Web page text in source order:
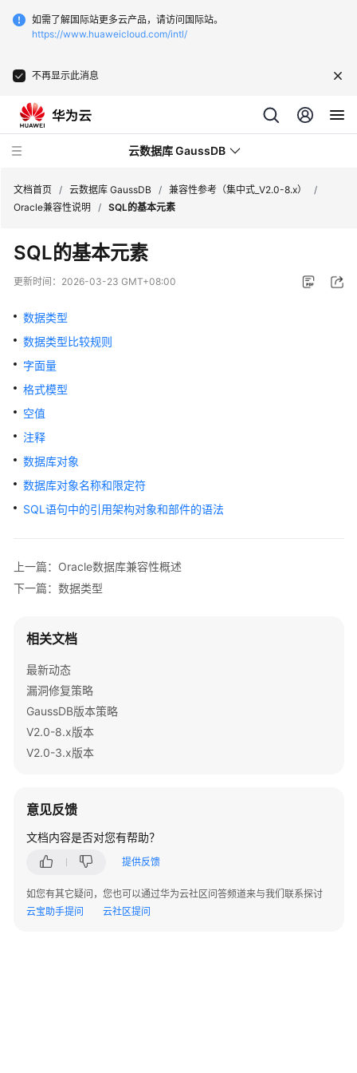
如需了解国际站更多云产品，请访问国际站。
https://www.huaweicloud.com/intl/
不再显示此消息
云数据库 GaussDB
新
动
务
公
告
产
品
介
绍
计
明
快
入
用
户
南
指
南
指
南
文档首页 / 云数据库 GaussDB / 兼容性参考（集中式_V2.0-8.x）
/
Oracle兼容性说明
/ SQL的基本元素
SQL的基本元素
更新时间： 2026-03-23 GMT+08:00
数据类型
数据类型比较规则
字面量
格式模型
空值
注释
数据库对象
数据库对象名称和限定符
SQL语句中的引用架构对象和部件的语法
上一篇：Oracle数据库兼容性概述
下一篇：数据类型
相关文档
最新动态
漏洞修复策略
GaussDB版本策略
V2.0-8.x版本
V2.0-3.x版本
意见反馈
文档内容是否对您有帮助？
提供反馈
如您有其它疑问，您也可以通过华为云社区问答频道来与我们联系探讨
云宝助手提问
云社区提问